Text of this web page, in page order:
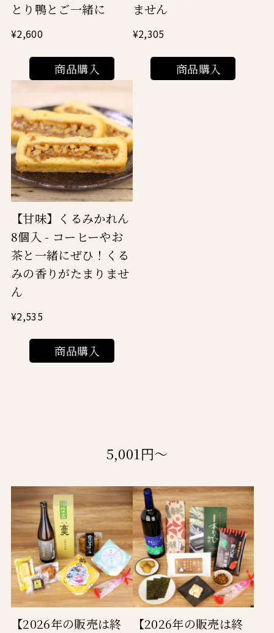
とり鴨とご一緒に
¥2,600
商品購入
ません
¥2,305
商品購入
【甘味】くるみかれん
8個入 - コーヒーやお
茶と一緒にぜひ！くる
みの香りがたまりませ
ん
¥2,535
商品購入
5,001円～
【2026年の販売は終
【2026年の販売は終